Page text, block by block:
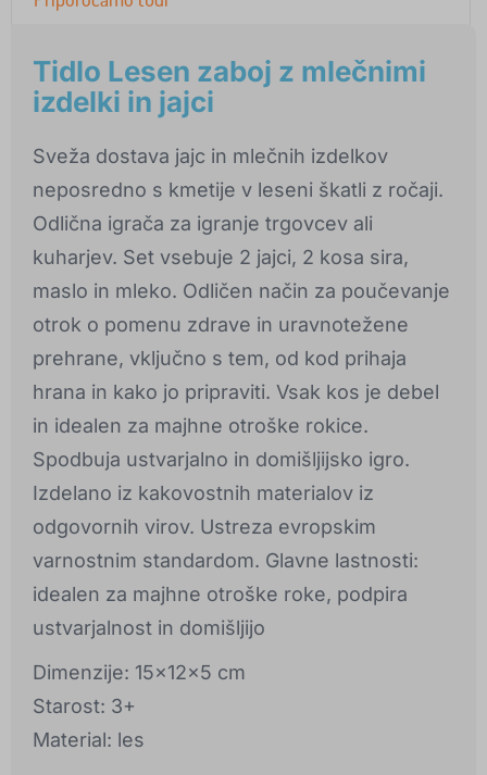
Tidlo Lesen zaboj z mlečnimi
izdelki in jajci
Sveža dostava jajc in mlečnih izdelkov
neposredno s kmetije v leseni škatli z ročaji.
Odlična igrača za igranje trgovcev ali
kuharjev. Set vsebuje 2 jajci, 2 kosa sira,
maslo in mleko. Odličen način za poučevanje
otrok o pomenu zdrave in uravnotežene
prehrane, vključno s tem, od kod prihaja
hrana in kako jo pripraviti. Vsak kos je debel
in idealen za majhne otroške rokice.
Spodbuja ustvarjalno in domišljijsko igro.
Izdelano iz kakovostnih materialov iz
odgovornih virov. Ustreza evropskim
varnostnim standardom. Glavne lastnosti:
idealen za majhne otroške roke, podpira
ustvarjalnost in domišljijo
Dimenzije: 15x12x5 cm
Starost: 3+
Material: les